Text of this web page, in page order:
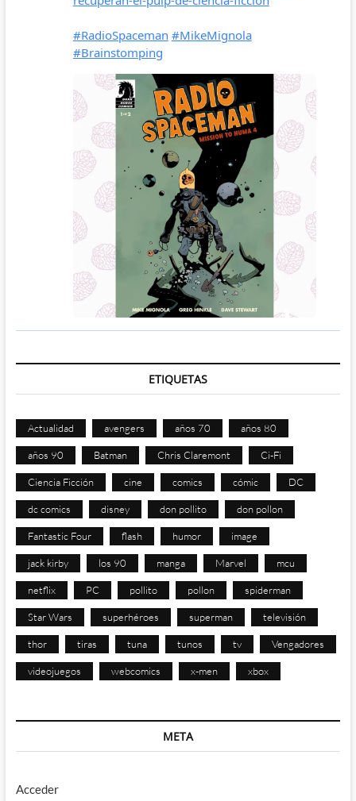
ETIQUETAS
Actualidad avengers años 70 años 80
años 90 Batman Chris Claremont Ci-Fi
Ciencia Ficción cine comics cómic DC
dc comics disney don pollito don pollon
Fantastic Four flash humor image
jack kirby los 90 manga Marvel mcu
netflix PC pollito pollon spiderman
Star Wars superhéroes superman televisión
thor tiras tuna tunos tv Vengadores
videojuegos webcomics x-men xbox
META
Acceder